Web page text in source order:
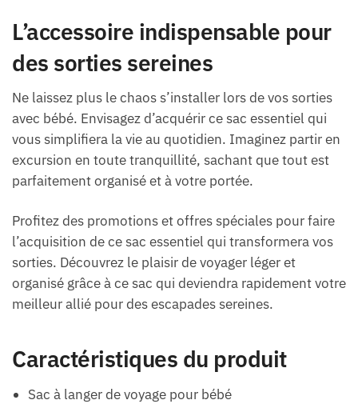
L’accessoire indispensable pour
des sorties sereines
Ne laissez plus le chaos s’installer lors de vos sorties
avec bébé. Envisagez d’acquérir ce sac essentiel qui
vous simplifiera la vie au quotidien. Imaginez partir en
excursion en toute tranquillité, sachant que tout est
parfaitement organisé et à votre portée.
Profitez des promotions et offres spéciales pour faire
l’acquisition de ce sac essentiel qui transformera vos
sorties. Découvrez le plaisir de voyager léger et
organisé grâce à ce sac qui deviendra rapidement votre
meilleur allié pour des escapades sereines.
Caractéristiques du produit
Sac à langer de voyage pour bébé